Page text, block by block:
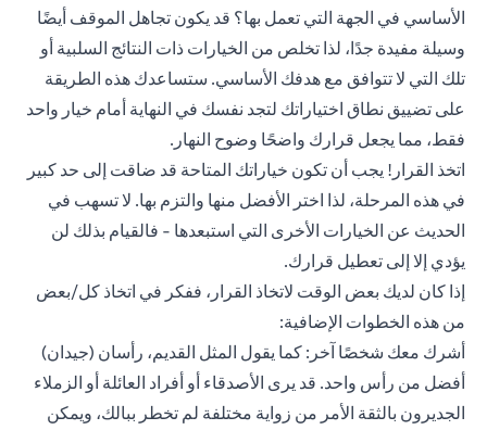
الأساسي في الجهة التي تعمل بها؟ قد يكون تجاهل الموقف أيضًا
وسيلة مفيدة جدًا، لذا تخلص من الخيارات ذات النتائج السلبية أو
تلك التي لا تتوافق مع هدفك الأساسي. ستساعدك هذه الطريقة
على تضييق نطاق اختياراتك لتجد نفسك في النهاية أمام خيار واحد
فقط، مما يجعل قرارك واضحًا وضوح النهار.
اتخذ القرار! يجب أن تكون خياراتك المتاحة قد ضاقت إلى حد كبير
في هذه المرحلة، لذا اختر الأفضل منها والتزم بها. لا تسهب في
الحديث عن الخيارات الأخرى التي استبعدها - فالقيام بذلك لن
يؤدي إلا إلى تعطيل قرارك.
إذا كان لديك بعض الوقت لاتخاذ القرار، ففكر في اتخاذ كل/بعض
من هذه الخطوات الإضافية:
أشرك معك شخصًا آخر: كما يقول المثل القديم، رأسان (جيدان)
أفضل من رأس واحد. قد يرى الأصدقاء أو أفراد العائلة أو الزملاء
الجديرون بالثقة الأمر من زواية مختلفة لم تخطر ببالك، ويمكن